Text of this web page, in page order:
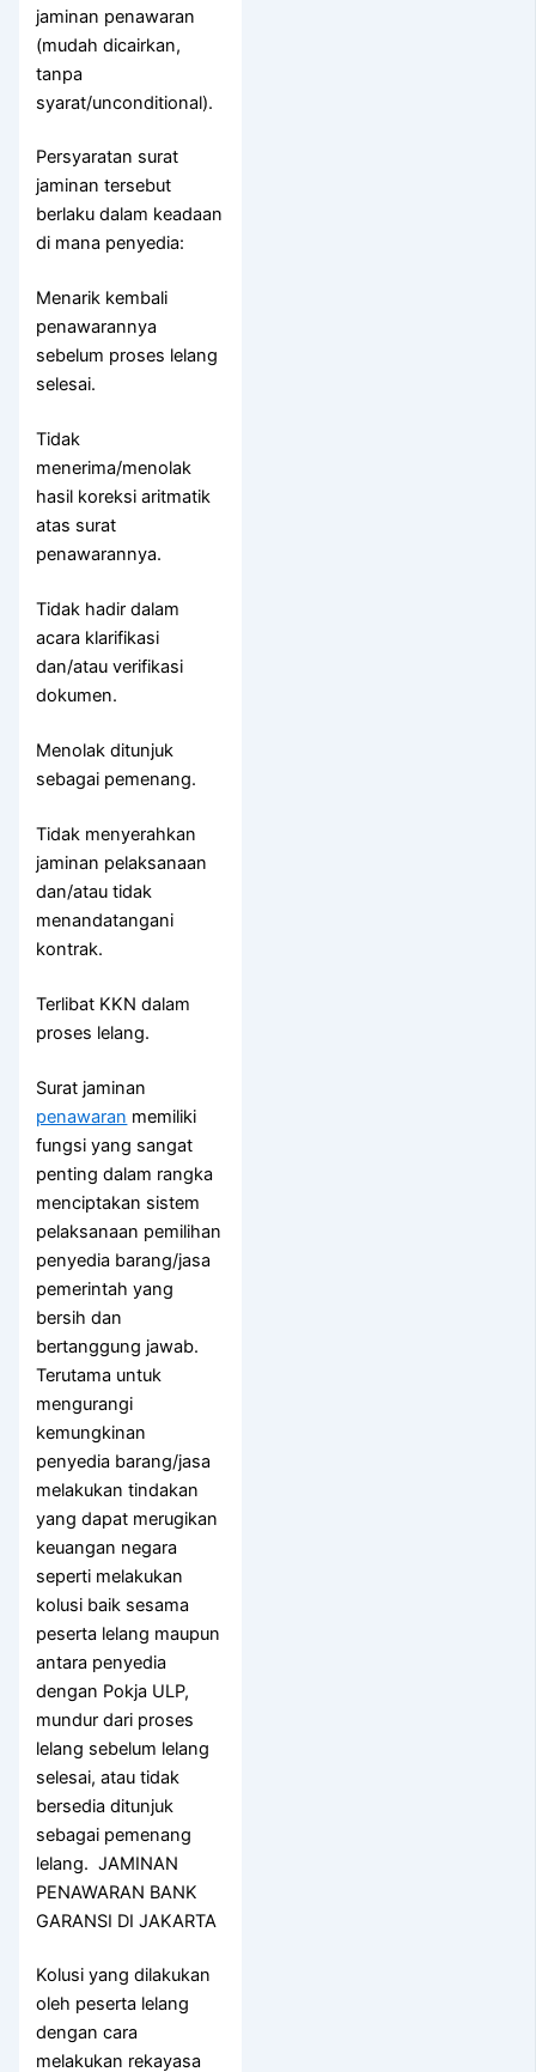
jaminan penawaran
(mudah dicairkan,
tanpa
syarat/unconditional).
Persyaratan surat
jaminan tersebut
berlaku dalam keadaan
di mana penyedia:
Menarik kembali
penawarannya
sebelum proses lelang
selesai.
Tidak
menerima/menolak
hasil koreksi aritmatik
atas surat
penawarannya.
Tidak hadir dalam
acara klarifikasi
dan/atau verifikasi
dokumen.
Menolak ditunjuk
sebagai pemenang.
Tidak menyerahkan
jaminan pelaksanaan
dan/atau tidak
menandatangani
kontrak.
Terlibat KKN dalam
proses lelang.
Surat jaminan
penawaran memiliki
fungsi yang sangat
penting dalam rangka
menciptakan sistem
pelaksanaan pemilihan
penyedia barang/jasa
pemerintah yang
bersih dan
bertanggung jawab.
Terutama untuk
mengurangi
kemungkinan
penyedia barang/jasa
melakukan tindakan
yang dapat merugikan
keuangan negara
seperti melakukan
kolusi baik sesama
peserta lelang maupun
antara penyedia
dengan Pokja ULP,
mundur dari proses
lelang sebelum lelang
selesai, atau tidak
bersedia ditunjuk
sebagai pemenang
lelang. JAMINAN
PENAWARAN BANK
GARANSI DI JAKARTA
Kolusi yang dilakukan
oleh peserta lelang
dengan cara
melakukan rekayasa